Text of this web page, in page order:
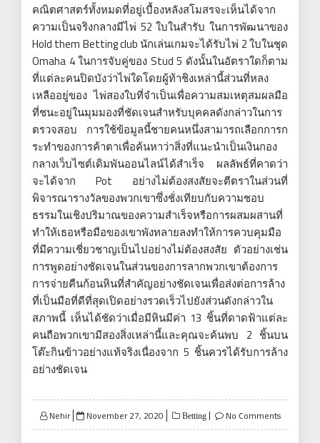
คณิตศาสตร์ทั้งหมดที่อยู่เบื้องหลังสโมสรจะเห็นได้จาก
ความเป็นจริงกลางมีไพ่ 52 ใบในสำรับ ในการพัฒนาของ
Hold them Betting club นักเล่นเกมจะได้รับไพ่ 2 ใบในชุด
Omaha 4 ในการจับคู่ของ Stud 5 ดังนั้นในอัตราใดก็ตาม
ที่แต่ละคนปิดบังว่าไพ่ใดโดยผู้ท้าชิงเหล่านี้ส่วนที่หลง
เหลืออยู่ของ ไพ่สองใบที่จำเป็นเพื่อความสมเหตุสมผลมือ
ที่ชนะอยู่ในมุมมองที่ชัดเจนสำหรับบุคคลดังกล่าวในการ
ตรวจสอบ การใช้ข้อมูลนี้ชายคนหนึ่งสามารถเลือกการก
ระทำของการค้าตาเพื่อค้นหาว่าสิ่งที่แนะนำเป็นเงินกอง
กลางเว็บไซต์เดิมพันออนไลน์ได้สำเร็จ ผลลัพธ์ที่คาดว่า
จะได้จาก Pot อย่างไม่ต้องสงสัยจะตีตราในส่วนที่
พิจารณารางวัลของพวกเขาซึ่งชั่งเทียบกับความชอบ
ธรรมในเชิงปริมาณของความสำเร็จหรือการผสมผสานที่
ทำให้เธอหรือมือของเขาพังทลายลงทำให้การควบคุมมือ
ที่มีความเชี่ยวชาญเป็นไปอย่างไม่ต้องสงสัย ตัวอย่างเช่น
การพูดอย่างชัดเจนในส่วนของการลากพวกเขาต้องการ
การจ่ายคืนก้อนหินที่สำคัญอย่างชัดเจนเพื่อส่งต่อการล้าง
ที่เป็นมือที่ดีที่สุดเปิดอย่างรวดเร็วไปยังส่วนดังกล่าวใน
สภาพนี้ เห็นได้ชัดว่าเมื่อมีหินมีค่า 13 ชิ้นที่ดาดฟ้าแต่ละ
คนถือพวกเขามีสองสิ่งเหล่านี้และคุณจะค้นพบ 2 ชิ้นบน
โต๊ะกินข้าวอย่างแท้จริงเนื่องจาก 5 ชิ้นควรได้รับการล้าง
อย่างชัดเจน
Nehir
Posted
on
November 27, 2020 Betting No Comments